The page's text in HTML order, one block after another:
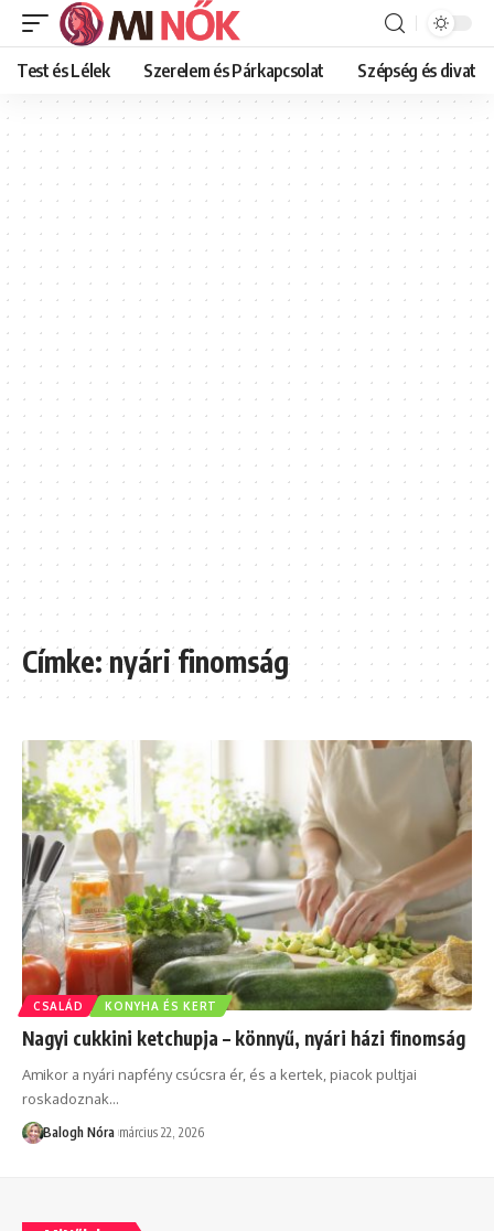
Test és Lélek Szerelem és Párkapcsolat Szépség és divat
Címke:nyári finomság
CSALÁD KONYHA ÉS KERT
Nagyi cukkini ketchupja – könnyű, nyári házi finomság
Amikor a nyári napfény csúcsra ér, és a kertek, piacok pultjai
roskadoznak…
Balogh Nóra március 22, 2026